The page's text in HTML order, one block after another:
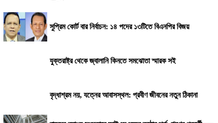
সুপ্রিম কোর্ট বার নির্বাচন: ১৪ পদের ১৩টিতে বিএনপির বিজয়
যুক্তরাষ্ট্র থেকে জ্বালানি কিনতে সমঝোতা স্মারক সই
বৃদ্ধাশ্রম নয়, যত্নের আবাসস্থল: প্রবীণ জীবনের নতুন ঠিকানা